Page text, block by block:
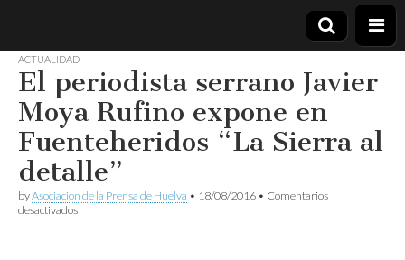
Asociación
de la
Prensa de
Huelva
ACTUALIDAD
El periodista serrano Javier
Moya Rufino expone en
Fuenteheridos “La Sierra al
detalle”
byAsociacion de la Prensa de Huelva • 18/08/2016 • Comentarios
desactivadosen